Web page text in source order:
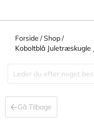
Forside /Shop/
Koboltblå Juletræskugle
Gå Tilbage